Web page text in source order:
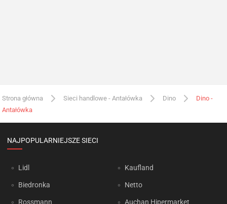
Strona główna Sieci handlowe - Antałówka Dino
Dino -
Antałówka
NAJPOPULARNIEJSZE SIECI
Lidl
Biedronka
Rossmann
Kaufland
Netto
Auchan Hipermarket